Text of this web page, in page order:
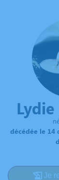
Lydie
décédée le 14
Je